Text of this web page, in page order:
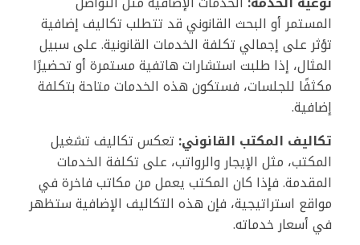
المستمر أو البحث القانوني قد تتطلب تكاليف إضافية
تؤثر على إجمالي تكلفة الخدمات القانونية. على سبيل
المثال، إذا طلبت استشارات هاتفية مستمرة أو تحضيرًا
مكثفًا للجلسات، فستكون هذه الخدمات متاحة بتكلفة
إضافية.
تكاليف المكتب القانوني: تعكس تكاليف تشغيل
المكتب، مثل الإيجار والرواتب، على تكلفة الخدمات
المقدمة. فإذا كان المكتب يعمل من مكاتب فاخرة في
مواقع استراتيجية، فإن هذه التكاليف الإضافية ستظهر
في أسعار خدماته.